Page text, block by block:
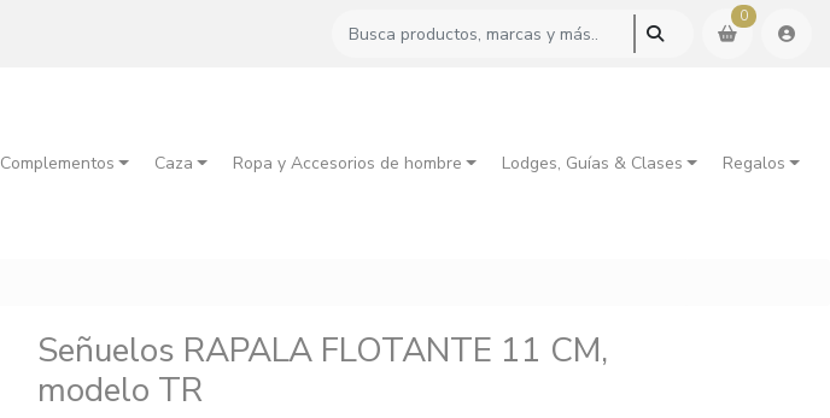
0
Complementos Caza Ropa y Accesorios de hombre Lodges, Guías & Clases Regalos
Señuelos RAPALA FLOTANTE 11 CM,
modelo TR